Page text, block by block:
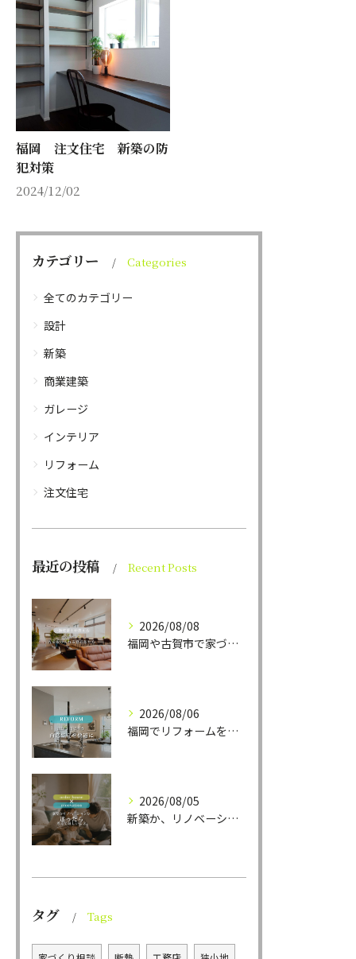
福岡 注文住宅 新築の防
犯対策
2024/12/02
カテゴリー Categories
全てのカテゴリー
設計
新築
商業建築
ガレージ
インテリア
リフォーム
注文住宅
最近の投稿 Recent Posts
2026/08/08
福岡や古賀市で家づくりをされている方から、そんなご相談をよく...
2026/08/06
福岡でリフォームをお考えの方、必見。
2026/08/05
新築か、リノベーションか。
タグ Tags